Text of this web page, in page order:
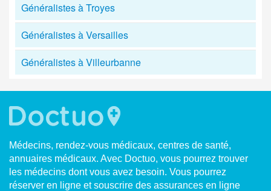
Généralistes à Troyes
Généralistes à Versailles
Généralistes à Villeurbanne
Médecins, rendez-vous médicaux, centres de santé,
annuaires médicaux. Avec Doctuo, vous pourrez trouver
les médecins dont vous avez besoin. Vous pourrez
réserver en ligne et souscrire des assurances en ligne